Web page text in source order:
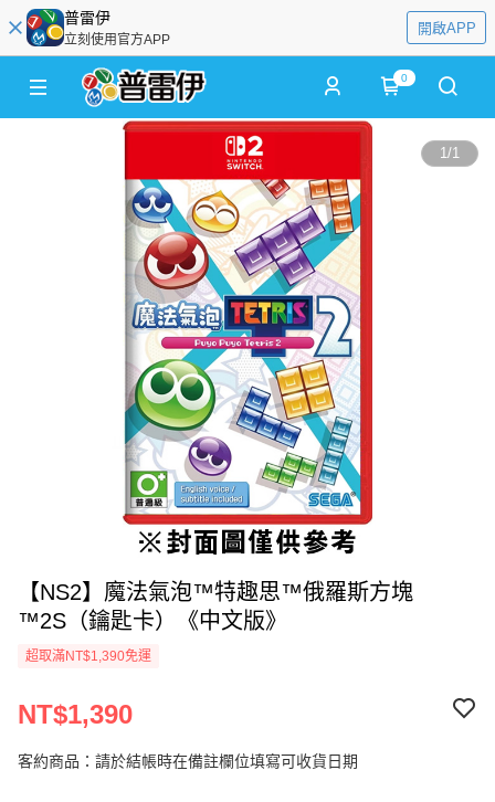
普雷伊
立刻使用官方APP
開啟APP
0
1/1
【NS2】魔法氣泡™特趣思™俄羅斯方塊
™2S（鑰匙卡）《中文版》
超取滿NT$1,390免運
NT$1,390
客約商品：請於結帳時在備註欄位填寫可收貨日期